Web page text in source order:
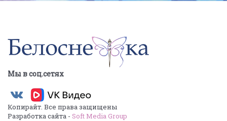
Мы в соц.сетях
Копирайт. Все права защищены
Разработка сайта - Soft Media Group